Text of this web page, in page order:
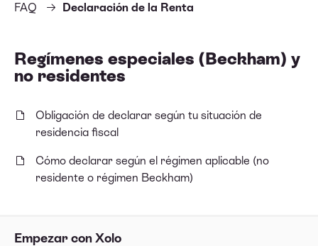
Empezar con Xolo
FAQ Declaración de la Renta
Regímenes especiales (Beckham) y
no residentes
Obligación de declarar según tu situación de
residencia fiscal
Cómo declarar según el régimen aplicable (no
residente o régimen Beckham)